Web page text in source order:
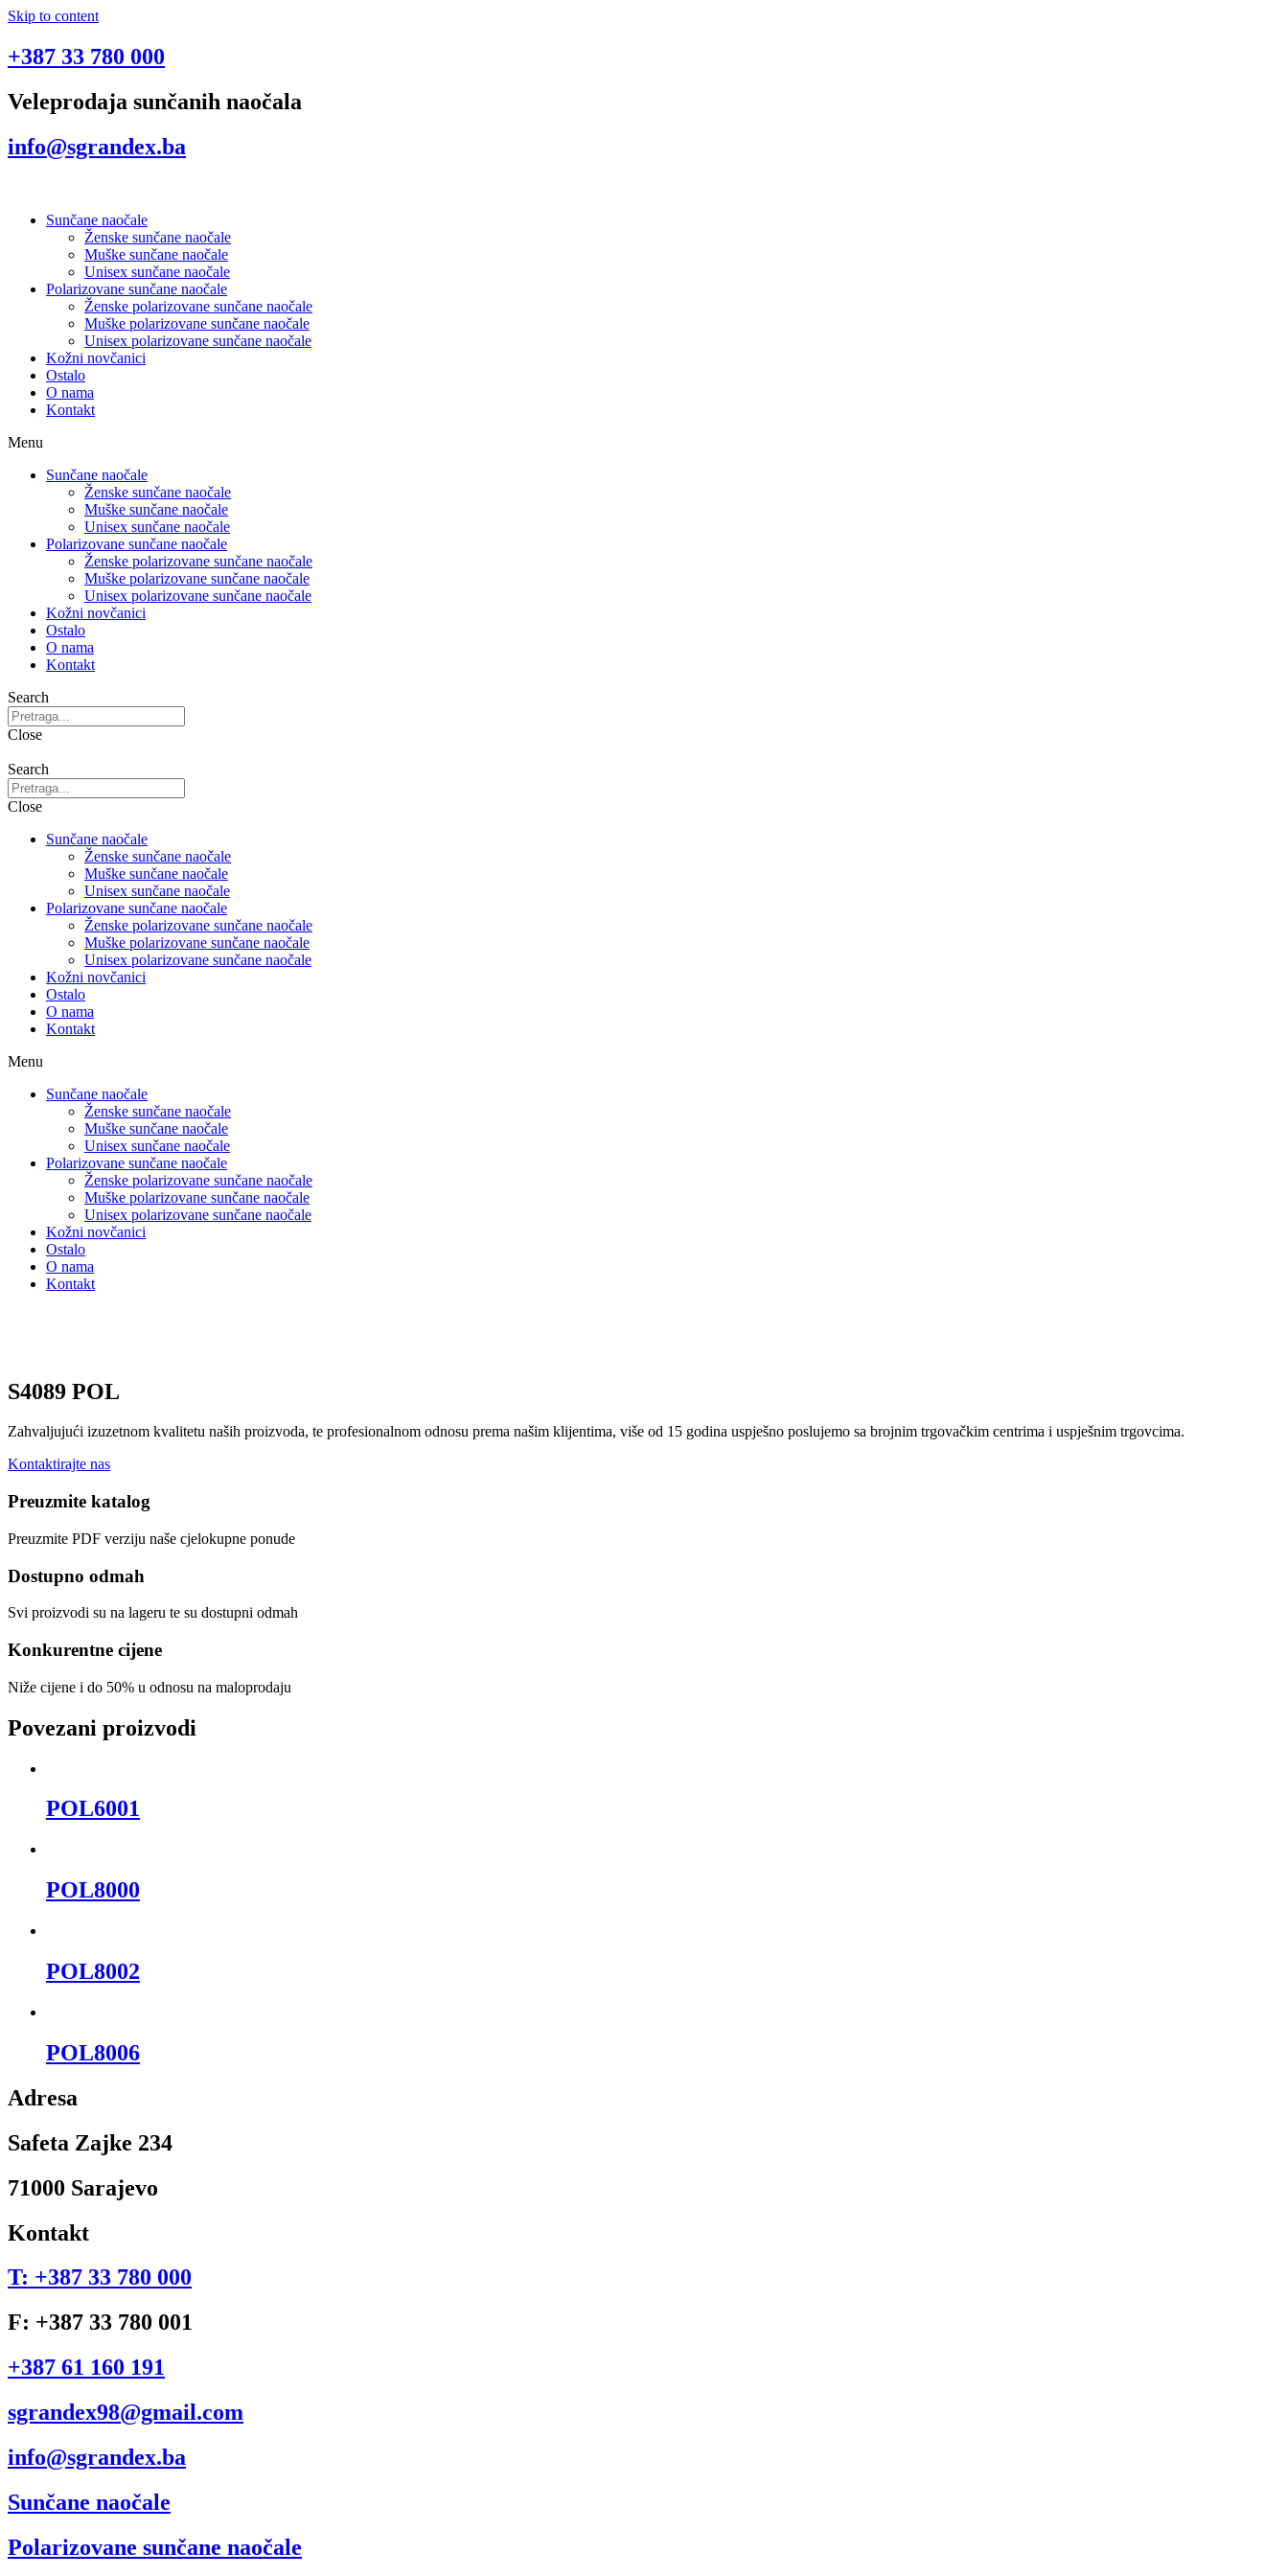
Skip to content
+387 33 780 000
Veleprodaja sunčanih naočala
info@sgrandex.ba
Sunčane naočale
Ženske sunčane naočale
Muške sunčane naočale
Unisex sunčane naočale
Polarizovane sunčane naočale
Ženske polarizovane sunčane naočale
Muške polarizovane sunčane naočale
Unisex polarizovane sunčane naočale
Kožni novčanici
Ostalo
O nama
Kontakt
Menu
Sunčane naočale
Ženske sunčane naočale
Muške sunčane naočale
Unisex sunčane naočale
Polarizovane sunčane naočale
Ženske polarizovane sunčane naočale
Muške polarizovane sunčane naočale
Unisex polarizovane sunčane naočale
Kožni novčanici
Ostalo
O nama
Kontakt
Search
Close
Search
Close
Sunčane naočale
Ženske sunčane naočale
Muške sunčane naočale
Unisex sunčane naočale
Polarizovane sunčane naočale
Ženske polarizovane sunčane naočale
Muške polarizovane sunčane naočale
Unisex polarizovane sunčane naočale
Kožni novčanici
Ostalo
O nama
Kontakt
Menu
Sunčane naočale
Ženske sunčane naočale
Muške sunčane naočale
Unisex sunčane naočale
Polarizovane sunčane naočale
Ženske polarizovane sunčane naočale
Muške polarizovane sunčane naočale
Unisex polarizovane sunčane naočale
Kožni novčanici
Ostalo
O nama
Kontakt
S4089 POL
Zahvaljujući izuzetnom kvalitetu naših proizvoda, te profesionalnom odnosu prema našim klijentima, više od 15 godina uspješno poslujemo sa brojnim trgovačkim centrima i uspješnim trgovcima.
Kontaktirajte nas
Preuzmite katalog
Preuzmite PDF verziju naše cjelokupne ponude
Dostupno odmah
Svi proizvodi su na lageru te su dostupni odmah
Konkurentne cijene
Niže cijene i do 50% u odnosu na maloprodaju
Povezani proizvodi
POL6001
POL8000
POL8002
POL8006
Adresa
Safeta Zajke 234
71000 Sarajevo
Kontakt
T: +387 33 780 000
F: +387 33 780 001
+387 61 160 191
sgrandex98@gmail.com
info@sgrandex.ba
Sunčane naočale
Polarizovane sunčane naočale